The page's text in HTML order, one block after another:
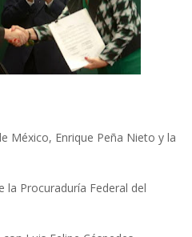
México, Enrique Peña Nieto y la
la Procuraduría Federal del